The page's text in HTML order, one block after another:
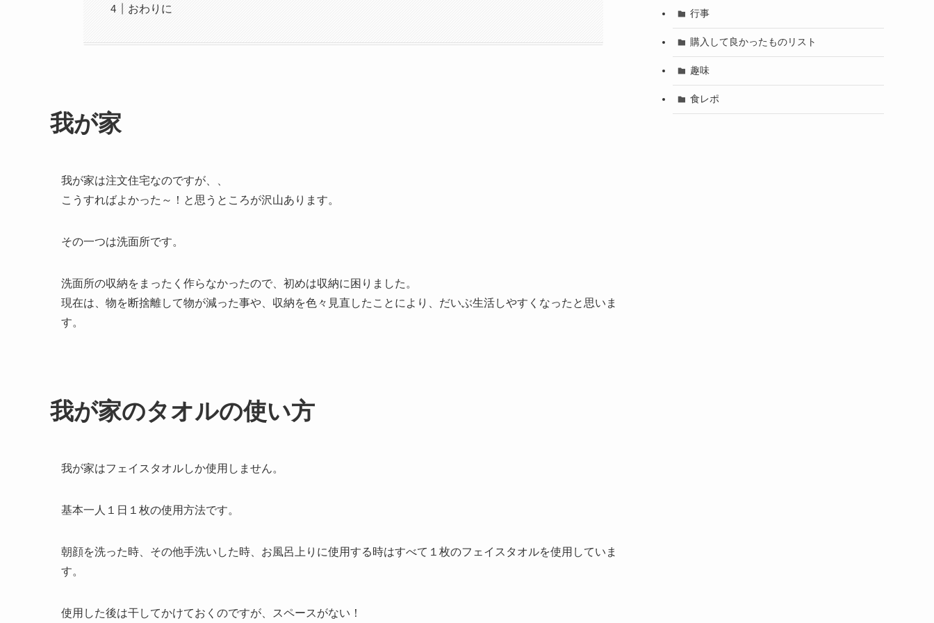
おわりに
我が家
我が家は注文住宅なのですが、、
こうすればよかった～！と思うところが沢山あります。
その一つは洗面所です。
洗面所の収納をまったく作らなかったので、初めは収納に困りました。
現在は、物を断捨離して物が減った事や、収納を色々見直したことにより、だいぶ生活しやすくなったと思いま
す。
我が家のタオルの使い方
我が家はフェイスタオルしか使用しません。
基本一人１日１枚の使用方法です。
朝顔を洗った時、その他手洗いした時、お風呂上りに使用する時はすべて１枚のフェイスタオルを使用していま
す。
使用した後は干してかけておくのですが、スペースがない！
行事
購入して良かったものリスト
趣味
食レポ